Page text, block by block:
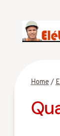
Home /